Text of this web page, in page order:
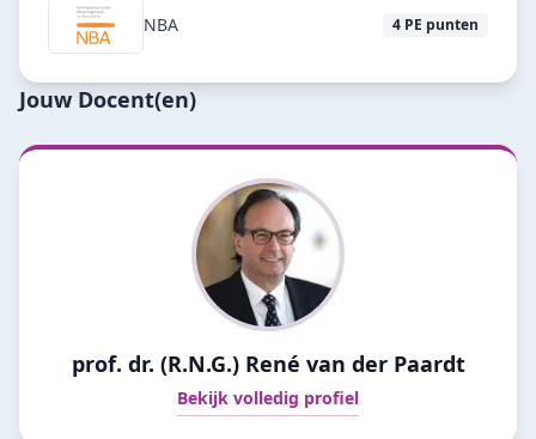
NBA 4 PE punten
Jouw Docent(en)
prof. dr. (R.N.G.) René van der Paardt
Bekijk volledig profiel